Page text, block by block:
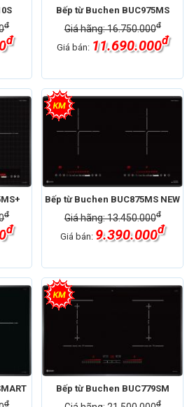
đ
đ
Bếp từ Buchen BUC975MS
Giá hãng: 16.750.000đ
Giá bán: 11.690.000đ
đ
đ
Bếp từ Buchen BUC875MS NEW
Giá hãng: 13.450.000đ
Giá bán: 9.390.000đ
đ
Bếp từ Buchen BUC779SM
đ